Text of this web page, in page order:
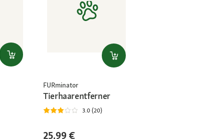
FURminator
Tierhaarentferner
3.0 (20)
25,99 €